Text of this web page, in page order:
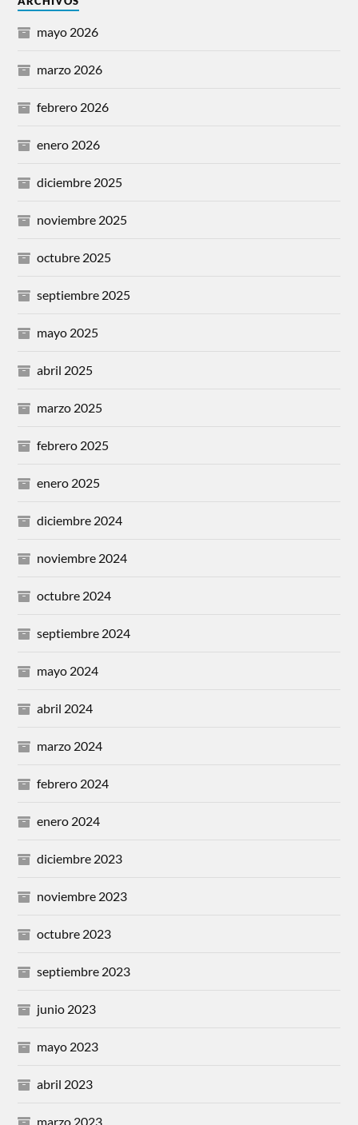
mayo 2026
marzo 2026
febrero 2026
enero 2026
diciembre 2025
noviembre 2025
octubre 2025
septiembre 2025
mayo 2025
abril 2025
marzo 2025
febrero 2025
enero 2025
diciembre 2024
noviembre 2024
octubre 2024
septiembre 2024
mayo 2024
abril 2024
marzo 2024
febrero 2024
enero 2024
diciembre 2023
noviembre 2023
octubre 2023
septiembre 2023
junio 2023
mayo 2023
abril 2023
marzo 2023